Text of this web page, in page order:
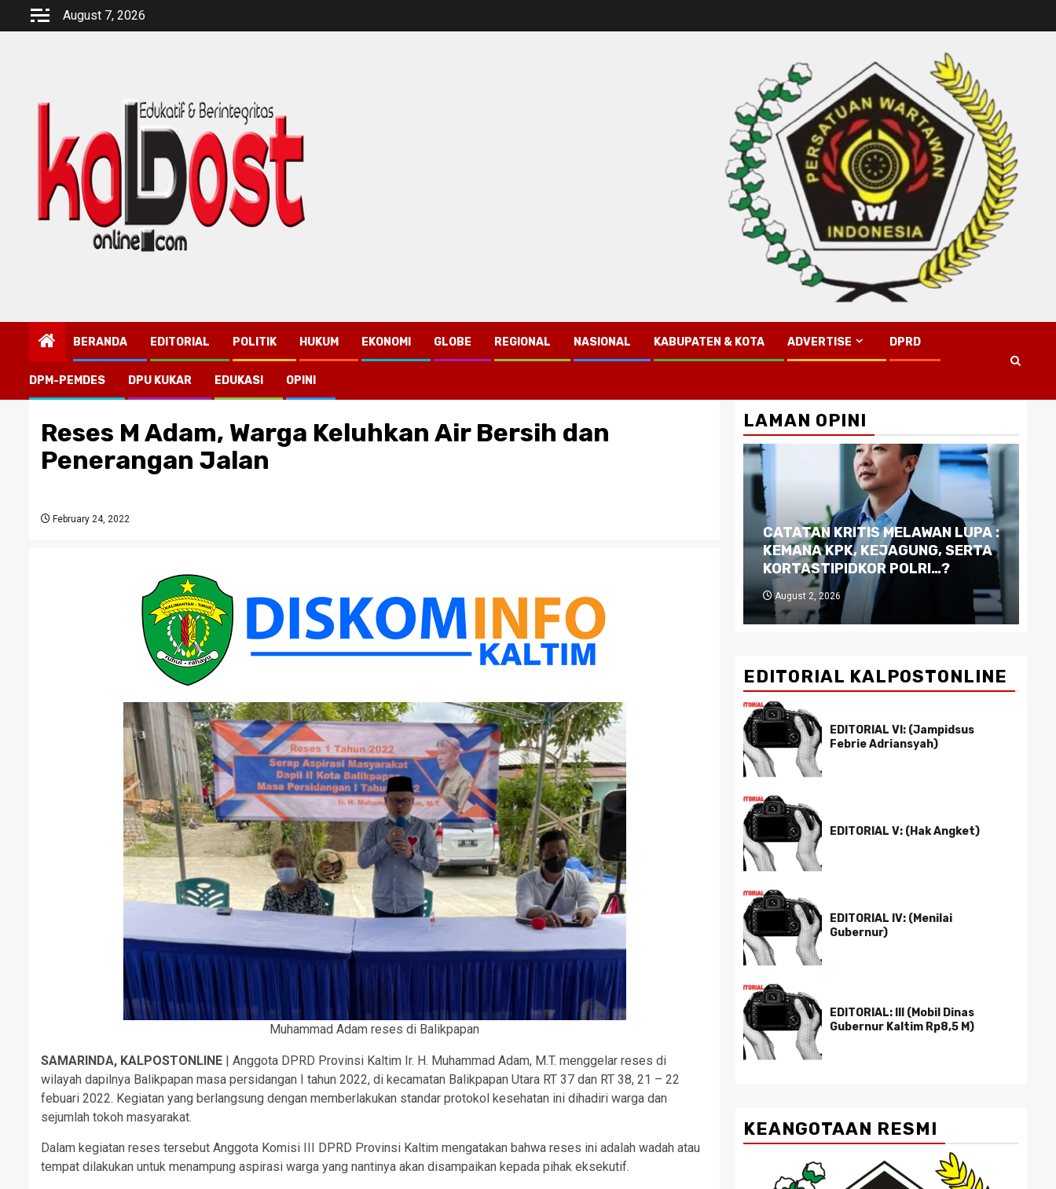
August 7, 2026
BERANDA EDITORIAL POLITIK HUKUM EKONOMI GLOBE REGIONAL NASIONAL KABUPATEN & KOTA ADVERTISE DPRD
DPM-PEMDES DPU KUKAR EDUKASI OPINI
Reses M Adam, Warga Keluhkan Air Bersih dan
Penerangan Jalan
February 24, 2022
Muhammad Adam reses di Balikpapan
SAMARINDA, KALPOSTONLINE | Anggota DPRD Provinsi Kaltim Ir. H. Muhammad Adam, M.T. menggelar reses di
wilayah dapilnya Balikpapan masa persidangan I tahun 2022, di kecamatan Balikpapan Utara RT 37 dan RT 38, 21 – 22
febuari 2022. Kegiatan yang berlangsung dengan memberlakukan standar protokol kesehatan ini dihadiri warga dan
sejumlah tokoh masyarakat.
Dalam kegiatan reses tersebut Anggota Komisi III DPRD Provinsi Kaltim mengatakan bahwa reses ini adalah wadah atau
tempat dilakukan untuk menampung aspirasi warga yang nantinya akan disampaikan kepada pihak eksekutif.
LAMAN OPINI
CATATAN KRITIS MELAWAN LUPA :
KEMANA KPK, KEJAGUNG, SERTA
KORTASTIPIDKOR POLRI…?
August 2, 2026
EDITORIAL KALPOSTONLINE
EDITORIAL VI: (Jampidsus
Febrie Adriansyah)
EDITORIAL V: (Hak Angket)
EDITORIAL IV: (Menilai
Gubernur)
EDITORIAL: III (Mobil Dinas
Gubernur Kaltim Rp8,5 M)
KEANGOTAAN RESMI